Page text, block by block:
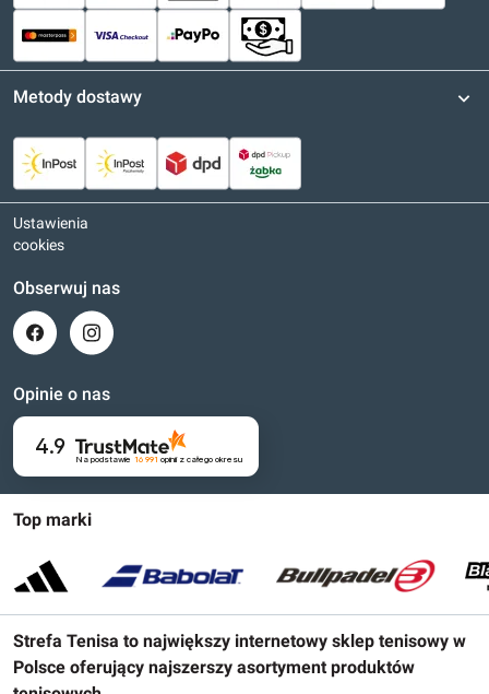
Top marki
Strefa Tenisa to największy internetowy sklep tenisowy w
Polsce oferujący najszerszy asortyment produktów
Metody dostawy
Ustawienia
cookies
Obserwuj nas
Opinie o nas
4.9
Na podstawie 16 991 opinii z całego okresu